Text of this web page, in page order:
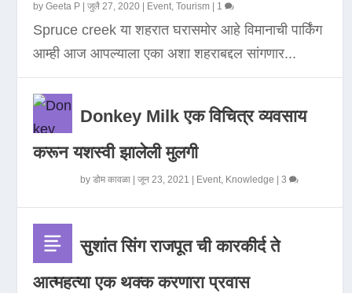
byGeeta P |जुलै 27, 2020 Event,Tourism 1
Spruce creek या शहरात घरासमोर आहे विमानाची पार्किंग
आम्ही आज आपल्याला एका अशा शहराबद्दल सांगणार...
Donkey Milk एक विचित्र व्यवसाय
करून यशस्वी झालेली मुलगी
byडोम कावळा |जून 23, 2021 Event, Knowledge |3
सुशांत सिंग राजपूत ची कारकीर्द ते
आत्महत्या एक थक्क करणारा प्रवास